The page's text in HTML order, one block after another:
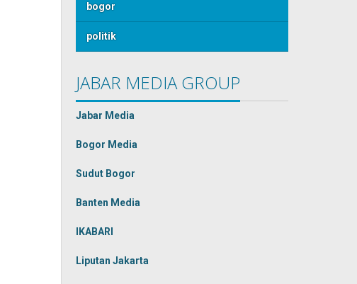
bogor
politik
JABAR MEDIA GROUP
Jabar Media
Bogor Media
Sudut Bogor
Banten Media
IKABARI
Liputan Jakarta